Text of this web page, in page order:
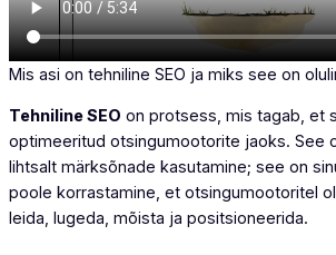
Mis asi on tehniline SEO ja miks see on
Tehniline SEO on protsess, mis tagab, et
optimeeritud otsingumootorite jaoks. See
lihtsalt märksõnade kasutamine; see on
poole korrastamine, et otsingumootoritel
leida, lugeda, mõista ja positsioneerida.